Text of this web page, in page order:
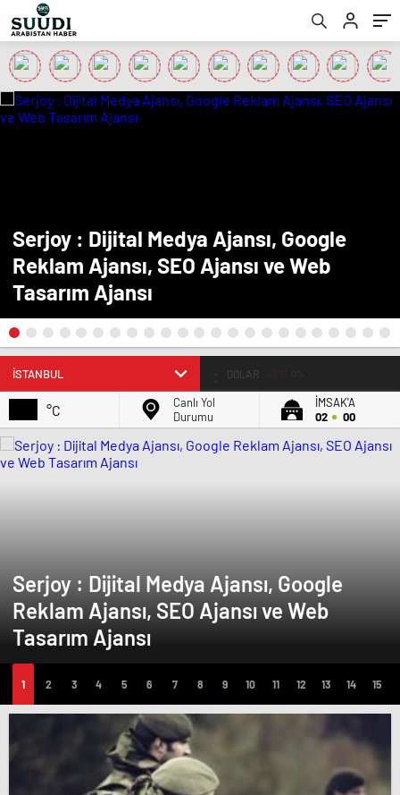
Serjoy : Dijital Medya Ajansı, Google
Reklam Ajansı, SEO Ajansı ve Web
Tasarım Ajansı
BIST 13.811,60
°C
Canlı Yol
Durumu
İMSAK'A
02
00
Serjoy : Dijital Medya Ajansı, Google
Reklam Ajansı, SEO Ajansı ve Web
Tasarım Ajansı